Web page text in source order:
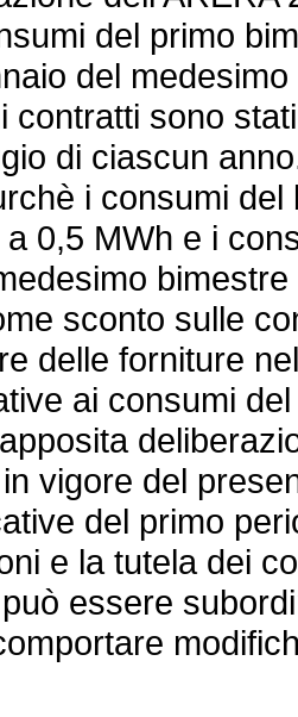
del primo
del
contratti sono
di ciascun
i consumi
0,5 MWh e i
sconto sulle
delle forniture
ai consumi
vigore del
del primo
e la tutela dei
essere